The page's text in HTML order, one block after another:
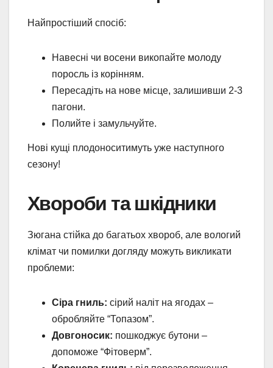
Найпростіший спосіб:
Навесні чи восени викопайте молоду
поросль із корінням.
Пересадіть на нове місце, залишивши 2-3
пагони.
Полийте і замульчуйте.
Нові кущі плодоноситимуть уже наступного
сезону!
Хвороби та шкідники
Зюгана стійка до багатьох хвороб, але вологий
клімат чи помилки догляду можуть викликати
проблеми:
Сіра гниль: сірий наліт на ягодах –
обробляйте “Топазом”.
Довгоносик: пошкоджує бутони –
допоможе “Фітоверм”.